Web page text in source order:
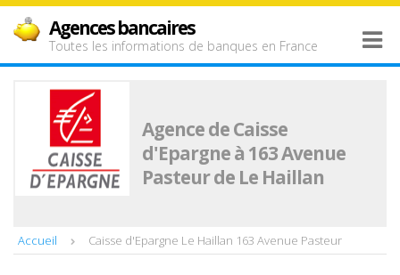
Agences bancaires
Toutes les informations de banques en France
Agence de Caisse
d'Epargne à 163 Avenue
Pasteur de Le Haillan
Accueil Caisse d'Epargne Le Haillan 163 Avenue Pasteur